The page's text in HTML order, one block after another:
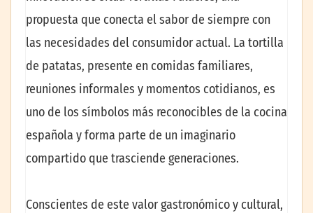
propuesta que conecta el sabor de siempre con
las necesidades del consumidor actual. La tortilla
de patatas, presente en comidas familiares,
reuniones informales y momentos cotidianos, es
uno de los símbolos más reconocibles de la cocina
española y forma parte de un imaginario
compartido que trasciende generaciones.
Conscientes de este valor gastronómico y cultural,